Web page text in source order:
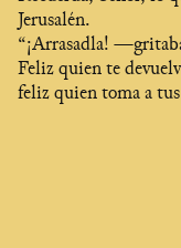
Jerusalén.
“¡Arrasadla!
Feliz quien te
feliz quien toma a